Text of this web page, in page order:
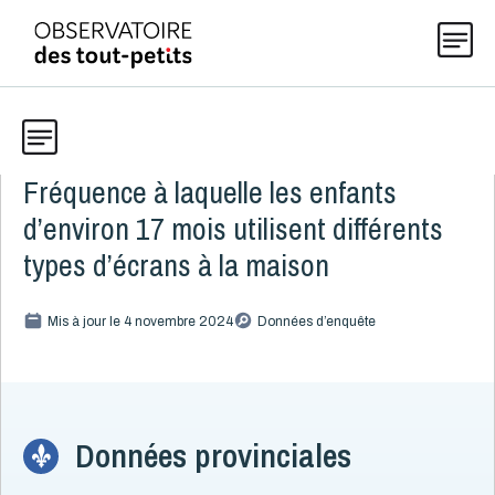
Thématiques
Explorer les données 0-5
Publications
À propos
Données
Toute la liste
Démographie
Développement
Fréquence à laquelle les enfants
d’environ 17 mois utilisent différents
types d’écrans à la maison
Mis à jour le 4 novembre 2024 Données d’enquête
Données provinciales